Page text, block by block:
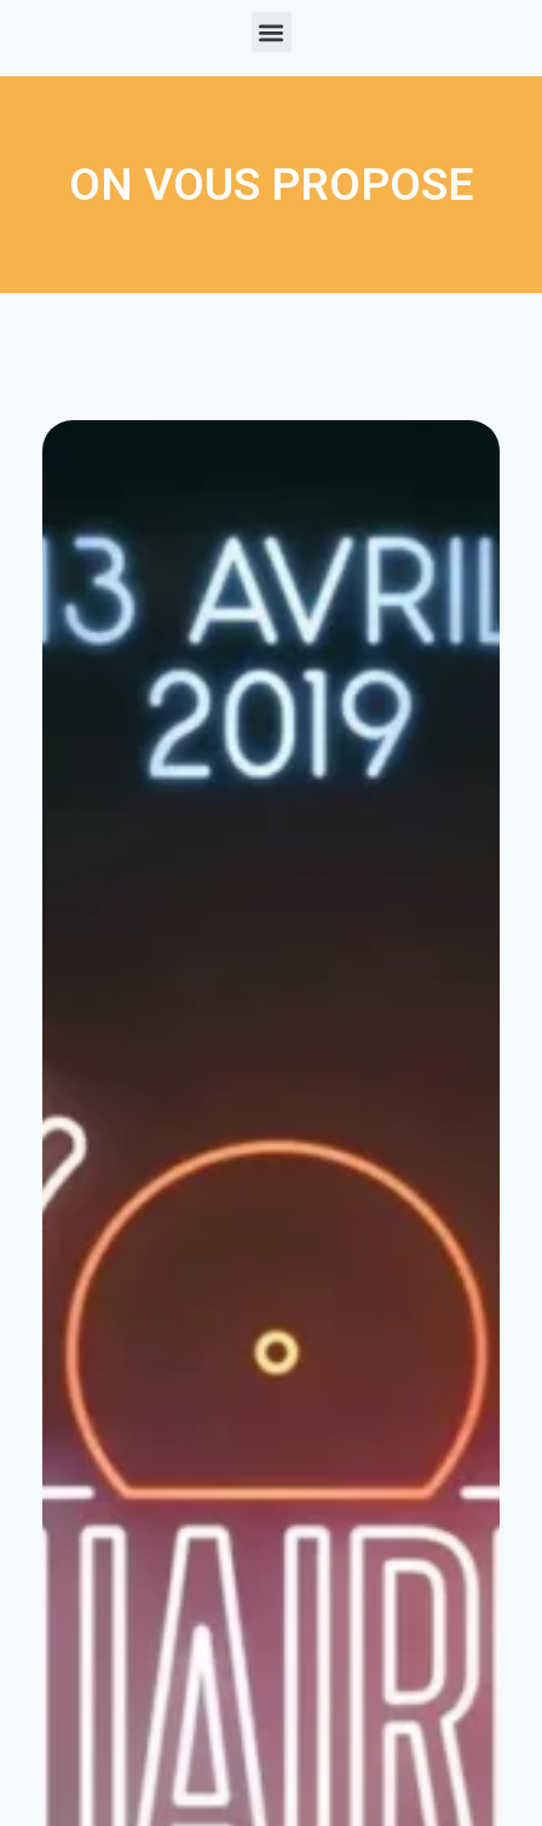
ON VOUS PROPOSE